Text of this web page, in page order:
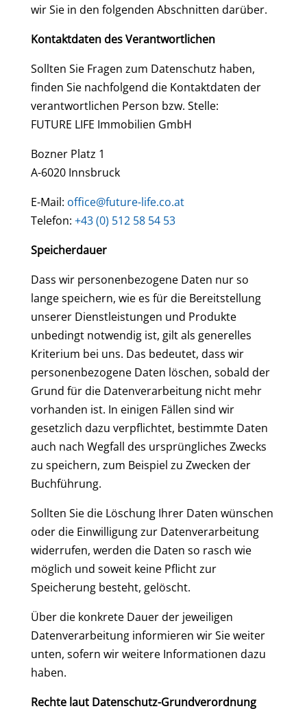
wir Sie in den folgenden Abschnitten darüber.
Kontaktdaten des Verantwortlichen
Sollten Sie Fragen zum Datenschutz haben,
finden Sie nachfolgend die Kontaktdaten der
verantwortlichen Person bzw. Stelle:
FUTURE LIFE Immobilien GmbH
Bozner Platz 1
A-6020 Innsbruck
E-Mail: office@future-life.co.at
Telefon: +43 (0) 512 58 54 53
Speicherdauer
Dass wir personenbezogene Daten nur so
lange speichern, wie es für die Bereitstellung
unserer Dienstleistungen und Produkte
unbedingt notwendig ist, gilt als generelles
Kriterium bei uns. Das bedeutet, dass wir
personenbezogene Daten löschen, sobald der
Grund für die Datenverarbeitung nicht mehr
vorhanden ist. In einigen Fällen sind wir
gesetzlich dazu verpflichtet, bestimmte Daten
auch nach Wegfall des ursprüngliches Zwecks
zu speichern, zum Beispiel zu Zwecken der
Buchführung.
Sollten Sie die Löschung Ihrer Daten wünschen
oder die Einwilligung zur Datenverarbeitung
widerrufen, werden die Daten so rasch wie
möglich und soweit keine Pflicht zur
Speicherung besteht, gelöscht.
Über die konkrete Dauer der jeweiligen
Datenverarbeitung informieren wir Sie weiter
unten, sofern wir weitere Informationen dazu
haben.
Rechte laut Datenschutz-Grundverordnung